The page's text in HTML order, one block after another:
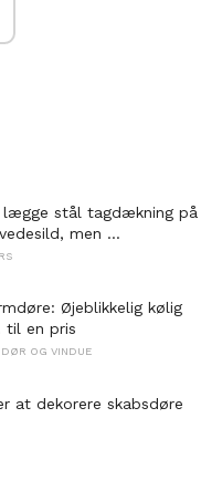
lægge stål tagdækning på
men ...
Øjeblikkelig kølig
en pris
OG VINDUE
at dekorere skabsdøre